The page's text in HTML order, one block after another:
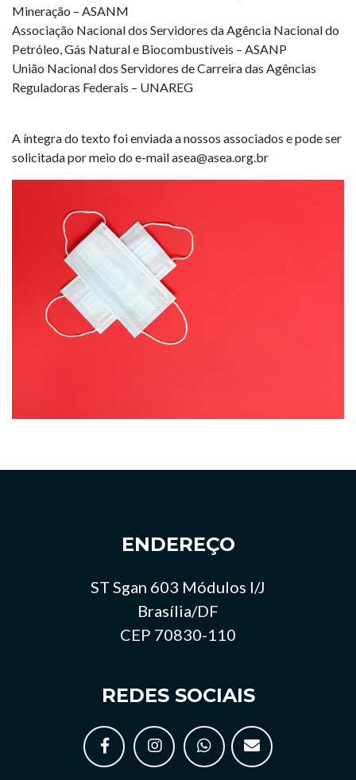
Mineração – ASANM
Associação Nacional dos Servidores da Agência Nacional do
Petróleo, Gás Natural e Biocombustíveis – ASANP
União Nacional dos Servidores de Carreira das Agências
Reguladoras Federais – UNAREG
A íntegra do texto foi enviada a nossos associados e pode ser
solicitada por meio do e-mail asea@asea.org.br
ENDEREÇO
ST Sgan 603 Módulos I/J
Brasília/DF
CEP 70830-110
REDES SOCIAIS